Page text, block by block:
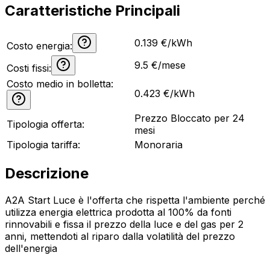
Caratteristiche Principali
Costo energia: 0.139 €/kWh
Costi fissi: 9.5 €/mese
Costo medio in bolletta:
0.423 €/kWh
Tipologia offerta:
Prezzo Bloccato per 24
mesi
Tipologia tariffa:
Monoraria
Descrizione
A2A Start Luce è l'offerta che rispetta l'ambiente perché
utilizza energia elettrica prodotta al 100% da fonti
rinnovabili e fissa il prezzo della luce e del gas per 2
anni, mettendoti al riparo dalla volatilità del prezzo
dell'energia